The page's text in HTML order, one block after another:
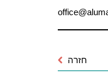
חזרה